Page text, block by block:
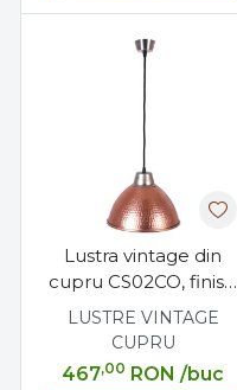
Lustra vintage din
cupru CS02CO, finisaj
lovitura de ciocan,
diametru 26,5 cm
LUSTRE VINTAGE
CUPRU
467,00 RON /buc